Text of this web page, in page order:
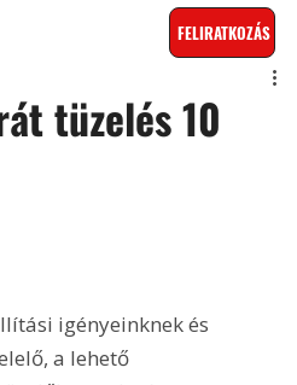
FELIRATKOZÁS
tüzelés 10
igényeinknek és
a lehető